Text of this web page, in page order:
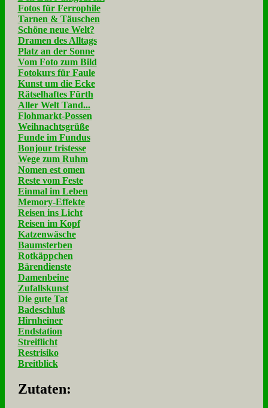
Fotos für Ferrophile
Tarnen & Täuschen
Schöne neue Welt?
Dramen des Alltags
Platz an der Sonne
Vom Foto zum Bild
Fotokurs für Faule
Kunst um die Ecke
Rätselhaftes Fürth
Aller Welt Tand...
Flohmarkt-Possen
Weihnachtsgrüße
Funde im Fundus
Bonjour tristesse
Wege zum Ruhm
Nomen est omen
Reste vom Feste
Einmal im Leben
Memory-Effekte
Reisen ins Licht
Reisen im Kopf
Katzenwäsche
Baumsterben
Rotkäppchen
Bärendienste
Damenbeine
Zufallskunst
Die gute Tat
Badeschluß
Hirnheiner
Endstation
Streiflicht
Restrisiko
Breitblick
Zu­ta­ten: